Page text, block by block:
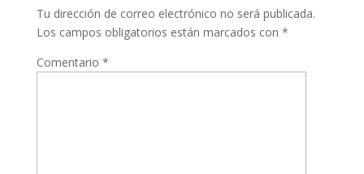
Tu dirección de correo electrónico no será publicada.
Los campos obligatorios están marcados con *
Comentario *